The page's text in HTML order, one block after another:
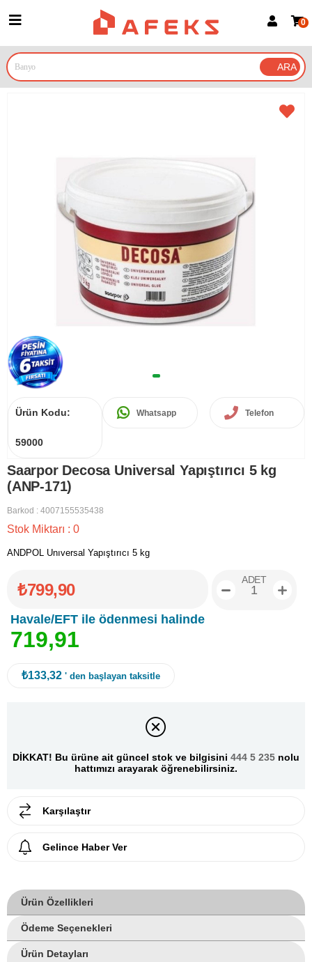
Google İle Bağlan
0
Ürün Kodu:
59000
Whatsapp Telefon
Saarpor Decosa Universal Yapıştırıcı 5 kg
(ANP-171)
Barkod : 4007155535438
Stok Miktarı : 0
ANDPOL Unıversal Yapıştırıcı 5 kg
₺799,90
Havale/EFT ile ödenmesi halinde
719,91
ADET
₺133,32 ' den başlayan taksitle
DİKKAT! Bu ürüne ait güncel stok ve bilgisini 444 5 235 nolu
hattımızı arayarak öğrenebilirsiniz.
Karşılaştır
Gelince Haber Ver
Ürün Özellikleri
Ödeme Seçenekleri
Ürün Detayları